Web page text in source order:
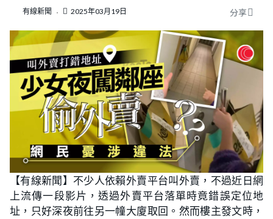
有線新聞 2025年03月19日 分享
【有線新聞】不少人依賴外賣平台叫外賣，不過近日網
上流傳一段影片，透過外賣平台落單時竟錯誤定位地
址，只好深夜前往另一幢大廈取回。然而樓主發文時，